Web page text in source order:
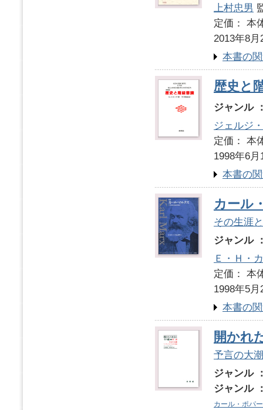
上村忠男
定価：
2013年8月
本書の
歴史と
ジャンル
ジェルジ
定価：
1998年6月
本書の
カール
その生涯
ジャンル
Ｅ・Ｈ・
定価：
1998年5月
本書の
開かれ
予言の大
ジャンル
ジャンル
カール・ポパー